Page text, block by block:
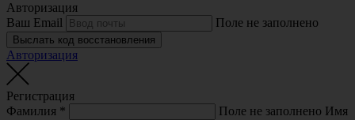
Авторизация
Ваш Email
Поле не заполнено
Выслать код восстановления
Авторизация
Регистрация
Фамилия * Поле не заполнено Имя